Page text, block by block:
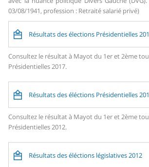
03/08/1941, profession : Retraité salarié privé)
Résultats des élections Présidentielles
Consultez le résultat à Mayot du 1er et 2ème
Présidentielles 2017.
Résultats des éléctions Présidentielles
Consultez le résultat à Mayot du 1er et 2ème
Présidentielles 2012.
Résultats des éléctions législatives 2012